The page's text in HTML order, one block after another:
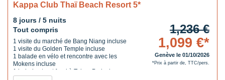
Kappa Club Thaï Beach Resort 5*
8 jours / 5 nuits
Tout compris
1 visite du marché de Bang Niang incluse
1 visite du Golden Temple incluse
1 balade en vélo et rencontre avec les
Mokens incluse
1 balade street food à Takua Pa incluse
1,236 €
1,099 €*
Genève le 01/10/2026
*Prix à partir de, TTC/pers.